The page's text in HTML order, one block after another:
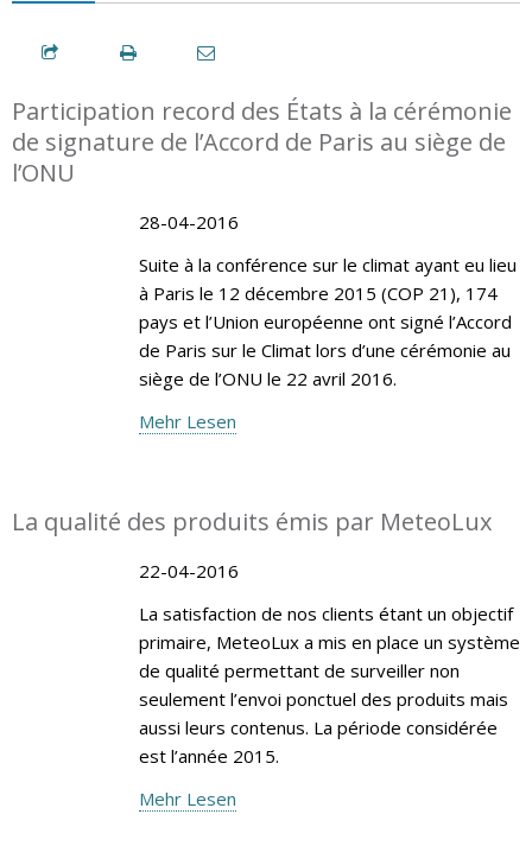
Participation record des États à la cérémonie
de signature de l’Accord de Paris au siège de
l’ONU
28-04-2016
Suite à la conférence sur le climat ayant eu lieu
à Paris le 12 décembre 2015 (COP 21), 174
pays et l’Union européenne ont signé l’Accord
de Paris sur le Climat lors d’une cérémonie au
siège de l’ONU le 22 avril 2016.
Mehr Lesen
La qualité des produits émis par MeteoLux
22-04-2016
La satisfaction de nos clients étant un objectif
primaire, MeteoLux a mis en place un système
de qualité permettant de surveiller non
seulement l’envoi ponctuel des produits mais
aussi leurs contenus. La période considérée
est l’année 2015.
Mehr Lesen